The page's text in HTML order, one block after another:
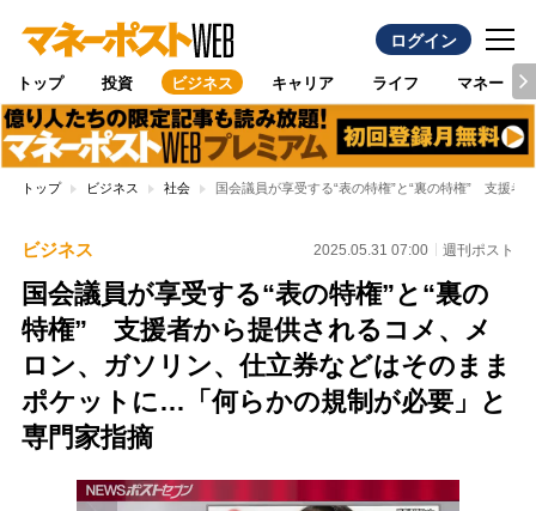
ログイン
トップ 投資 ビジネス キャリア ライフ マネー
トップ ビジネス 社会 国会議員が享受する“表の特権”と“裏の特権” 支援
ビジネス 2025.05.31 07:00 週刊ポスト
国会議員が享受する“表の特権”と“裏の
特権” 支援者から提供されるコメ、メ
ロン、ガソリン、仕立券などはそのまま
ポケットに…「何らかの規制が必要」と
専門家指摘